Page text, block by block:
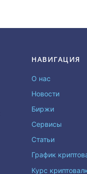
НАВИГАЦИЯ
О нас
Новости
Биржи
Сервисы
Статьи
График
Курс